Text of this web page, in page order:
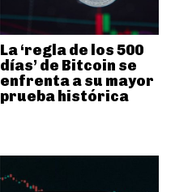
La ‘regla de los 500
días’ de Bitcoin se
enfrenta a su mayor
prueba histórica